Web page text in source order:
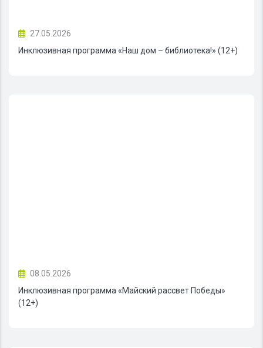
27.05.2026
Инклюзивная программа «Наш дом – библиотека!» (12+)
08.05.2026
Инклюзивная программа «Майский рассвет Победы»
(12+)